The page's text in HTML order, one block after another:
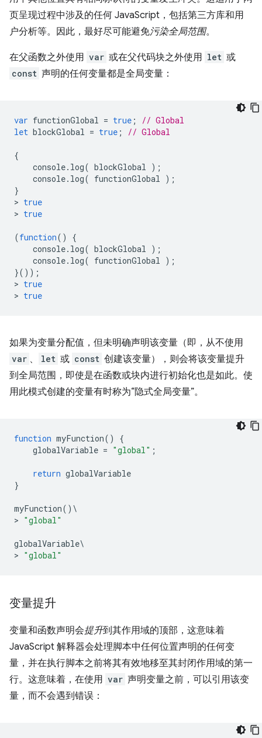
页呈现过程中涉及的任何 JavaScript，包括第三方库和用
户分析等。因此，最好尽可能避免污染全局范围。
在父函数之外使用 var 或在父代码块之外使用 let 或
const 声明的任何变量都是全局变量：
var functionGlobal = true ;
// Global
let blockGlobal = true ; // Global
{
console. log( blockGlobal );
console. log( functionGlobal );
}
> true
> true
(function()
{
console. log( blockGlobal );
console. log( functionGlobal );
}());
> true
> true
如果为变量分配值，但未明确声明该变量（即，从不使用
var 、 let 或 const 创建该变量），则会将该变量提升
到全局范围，即使是在函数或块内进行初始化也是如此。使
用此模式创建的变量有时称为“隐式全局变量”。
function myFunction()
{
globalVariable = "global" ;
return globalVariable
}
myFunction() \
> "global"
globalVariable\
> "global"
变量提升
变量和函数声明会提升到其作用域的顶部，这意味着
JavaScript 解释器会处理脚本中任何位置声明的任何变
量，并在执行脚本之前将其有效地移至其封闭作用域的第一
行。这意味着，在使用 var 声明变量之前，可以引用该变
量，而不会遇到错误：